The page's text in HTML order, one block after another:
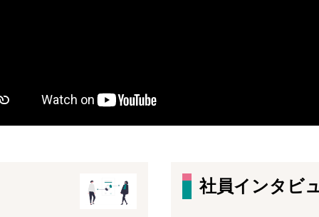
社員インタビ